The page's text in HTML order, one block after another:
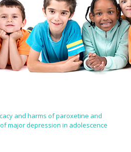
and harms of paroxetine and
major depression in adolescence